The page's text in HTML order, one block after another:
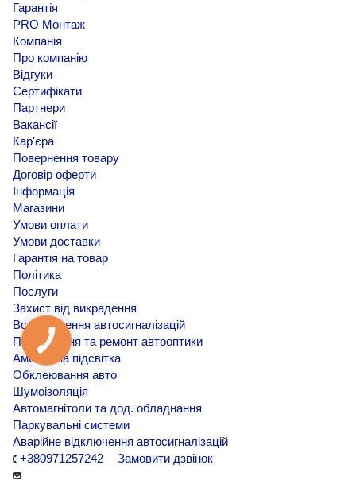
Гарантія
PRO Монтаж
Компанія
Про компанію
Відгуки
Сертифікати
Партнери
Вакансії
Кар'єра
Повернення товару
Договір оферти
Інформація
Магазини
Умови оплати
Умови доставки
Гарантія на товар
Політика
Послуги
Захист від викрадення
Встановлення автосигналізацій
Покращення та ремонт автооптики
Амбієнтна підсвітка
Обклеювання авто
Шумоізоляція
Автомагнітоли та дод. обладнання
Паркувальні системи
Аварійне відключення автосигналізацій
+380971257242
Замовити дзвінок